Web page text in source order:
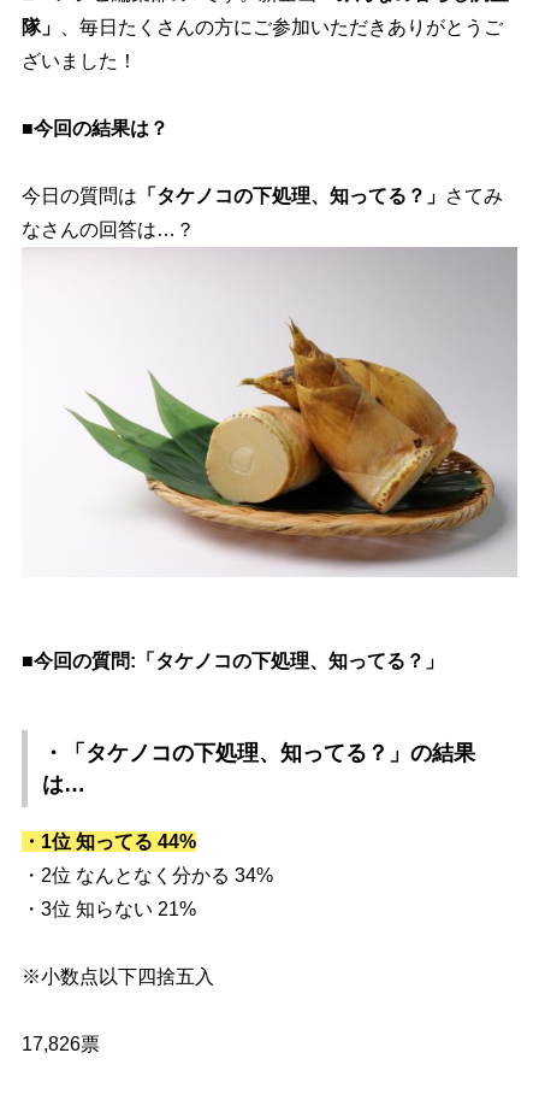
隊」
、毎日たくさんの方にご参加いただきありがとうご
ざいました！
■今回の結果は？
今日の質問は 「タケノコの下処理、知ってる？」 さてみ
なさんの回答は…？
■今回の質問:「タケノコの下処理、知ってる？」
・「タケノコの下処理、知ってる？」 の結果
は…
・1位 知ってる 44%
・2位 なんとなく分かる 34%
・3位 知らない 21%
※小数点以下四捨五入
17,826票